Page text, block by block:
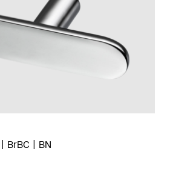
BrBC BN